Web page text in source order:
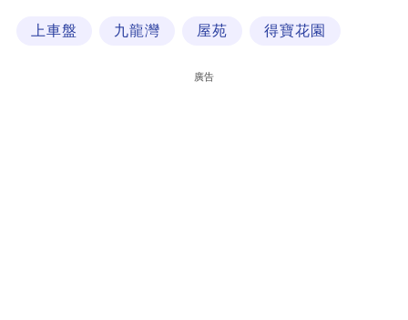
上車盤 九龍灣 屋苑 得寶花園
廣告